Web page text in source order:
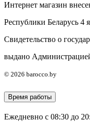
Интернет магазин
Республики Беларусь 4
Свидетельство о
выдано
© 2026 barocco.by
Время работы
Ежедневно с 08:30 до